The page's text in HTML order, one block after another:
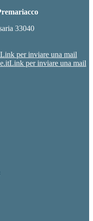
33040
Link per inviare una mail
Link per inviare una mail